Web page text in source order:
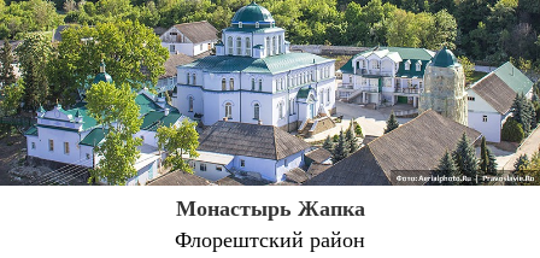
Монастырь Жапка
Флорештский район